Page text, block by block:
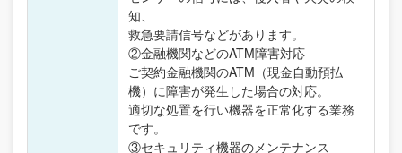
知、
救急要請信号などがあります。
②金融機関などのATM障害対応
ご契約金融機関のATM（現金自動預払
機）に障害が発生した場合の対応。
適切な処置を行い機器を正常化する業務
です。
③セキュリティ機器のメンテナンス